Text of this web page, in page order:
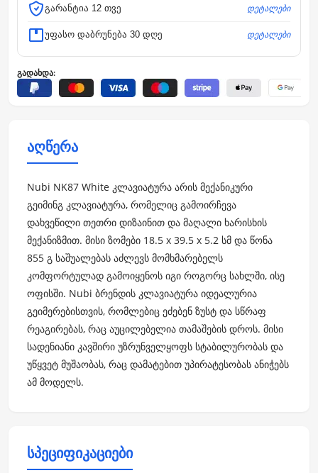
გარანტია 12 თვე დეტალები
უფასო დაბრუნება 30 დღე დეტალები
გადახდა:
აღწერა
Nubi NK87 White კლავიატურა არის მექანიკური
გეიმინგ კლავიატურა, რომელიც გამოირჩევა
დახვეწილი თეთრი დიზაინით და მაღალი ხარისხის
მექანიზმით. მისი ზომები 18.5 x 39.5 x 5.2 სმ და წონა
855 გ საშუალებას აძლევს მომხმარებელს
კომფორტულად გამოიყენოს იგი როგორც სახლში, ისე
ოფისში. Nubi ბრენდის კლავიატურა იდეალურია
გეიმერებისთვის, რომლებიც ეძებენ ზუსტ და სწრაფ
რეაგირებას, რაც აუცილებელია თამაშების დროს. მისი
სადენიანი კავშირი უზრუნველყოფს სტაბილურობას და
უწყვეტ მუშაობას, რაც დამატებით უპირატესობას ანიჭებს
ამ მოდელს.
სპეციფიკაციები